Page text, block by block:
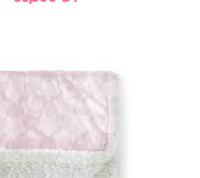
Ajouter au panier